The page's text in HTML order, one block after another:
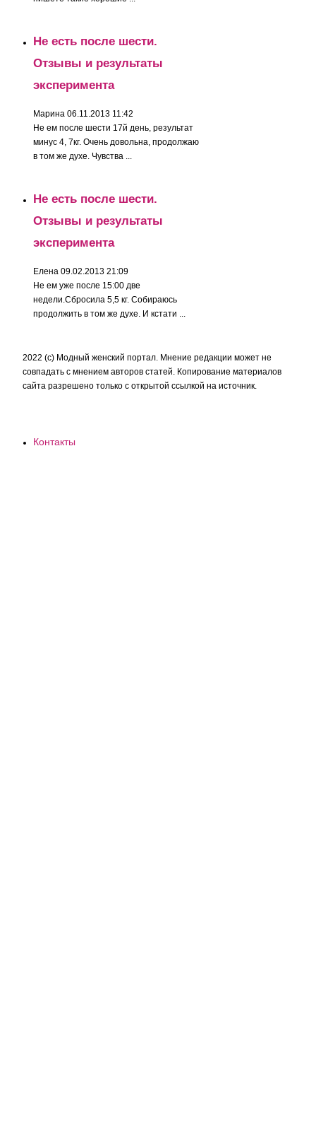
Не есть после шести.
Отзывы и результаты
эксперимента
Марина 06.11.2013 11:42
Не ем после шести 17й день, результат
минус 4, 7кг. Очень довольна, продолжаю
в том же духе. Чувства ...
Не есть после шести.
Отзывы и результаты
эксперимента
Елена 09.02.2013 21:09
Не ем уже после 15:00 две
недели.Сбросила 5,5 кг. Собираюсь
продолжить в том же духе. И кстати ...
2022 (c) Модный женский портал. Мнение редакции может не
совпадать с мнением авторов статей. Копирование материалов
сайта разрешено только с открытой ссылкой на источник.
Контакты